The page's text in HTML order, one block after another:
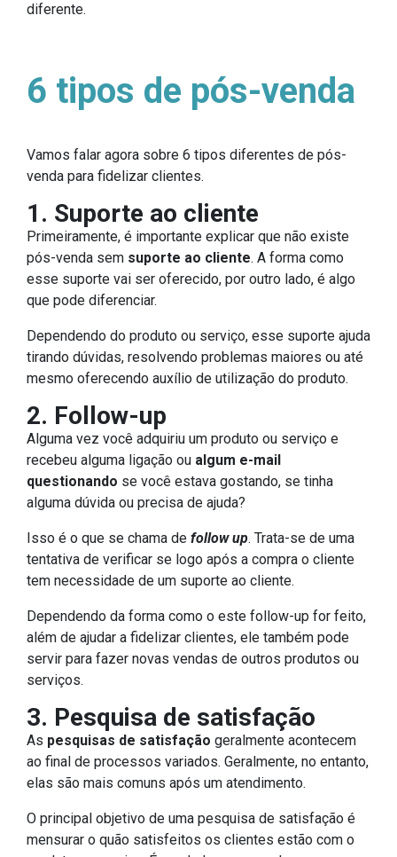
diferente.
6 tipos de pós-venda
Vamos falar agora sobre 6 tipos diferentes de pós-
venda para fidelizar clientes.
1. Suporte ao cliente
Primeiramente, é importante explicar que não existe
pós-venda sem suporte ao cliente. A forma como
esse suporte vai ser oferecido, por outro lado, é algo
que pode diferenciar.
Dependendo do produto ou serviço, esse suporte ajuda
tirando dúvidas, resolvendo problemas maiores ou até
mesmo oferecendo auxílio de utilização do produto.
2. Follow-up
Alguma vez você adquiriu um produto ou serviço e
recebeu alguma ligação ou algum e-mail
questionando se você estava gostando, se tinha
alguma dúvida ou precisa de ajuda?
Isso é o que se chama de follow up. Trata-se de uma
tentativa de verificar se logo após a compra o cliente
tem necessidade de um suporte ao cliente.
Dependendo da forma como o este follow-up for feito,
além de ajudar a fidelizar clientes, ele também pode
servir para fazer novas vendas de outros produtos ou
serviços.
3. Pesquisa de satisfação
As pesquisas de satisfação geralmente acontecem
ao final de processos variados. Geralmente, no entanto,
elas são mais comuns após um atendimento.
O principal objetivo de uma pesquisa de satisfação é
mensurar o quão satisfeitos os clientes estão com o